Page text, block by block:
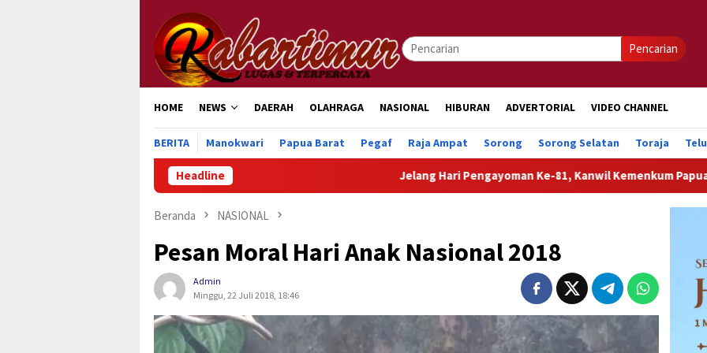
konten
Pencarian
HOME NEWS DAERAH OLAHRAGA NASIONAL HIBURAN ADVERTORIAL VIDEO CHANNEL
BERITA Manokwari Papua Barat Pegaf Raja Ampat Sorong Sorong Selatan Toraja
Headline Jelang Hari Pengayoman Ke-81, Kanwil Kemenkum Papua Barat Hadirkan Layanan
Beranda NASIONAL
Pesan Moral Hari Anak Nasional 2018
Admin
Minggu, 22 Juli 2018, 18:46